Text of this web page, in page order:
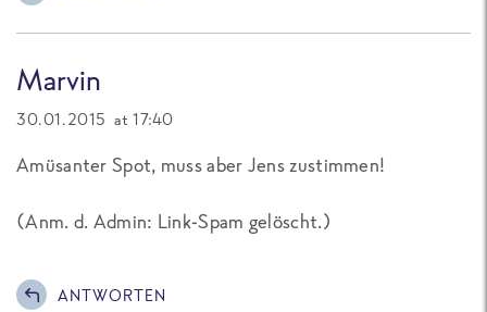
Marvin
30.01.2015 at 17:40
Amüsanter Spot, muss aber Jens zustimmen!
(Anm. d. Admin: Link-Spam gelöscht.)
ANTWORTEN